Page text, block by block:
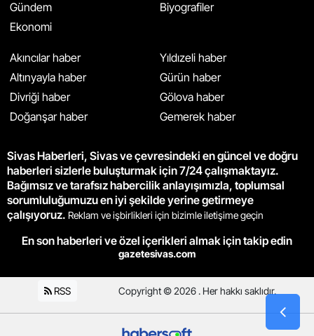
Gündem
Ekonomi
Biyografiler
Akıncılar haber
Altınyayla haber
Divriği haber
Doğanşar haber
Yıldızeli haber
Gürün haber
Gölova haber
Gemerek haber
Sivas Haberleri, Sivas ve çevresindeki en güncel ve doğru
haberleri sizlerle buluşturmak için 7/24 çalışmaktayız.
Bağımsız ve tarafsız habercilik anlayışımızla, toplumsal
sorumluluğumuzu en iyi şekilde yerine getirmeye
çalışıyoruz. Reklam ve işbirlikleri için bizimle iletişime geçin
En son haberleri ve özel içerikleri almak için takip edin
gazetesivas.com
RSS Copyright © 2026 . Her hakkı saklıdır.